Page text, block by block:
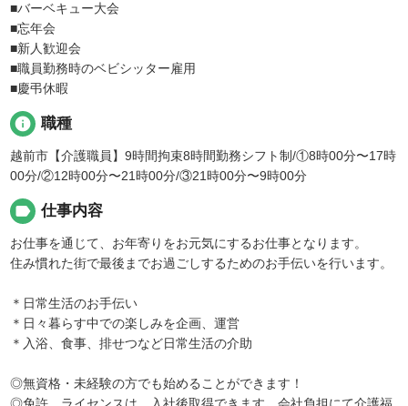
■バーベキュー大会
■忘年会
■新人歓迎会
■職員勤務時のベビシッター雇用
■慶弔休暇
info 職種
越前市【介護職員】9時間拘束8時間勤務シフト制/①8時00分〜17時
00分/②12時00分〜21時00分/③21時00分〜9時00分
label 仕事内容
お仕事を通じて、お年寄りをお元気にするお仕事となります。
住み慣れた街で最後までお過ごしするためのお手伝いを行います。
＊日常生活のお手伝い
＊日々暮らす中での楽しみを企画、運営
＊入浴、食事、排せつなど日常生活の介助
◎無資格・未経験の方でも始めることができます！